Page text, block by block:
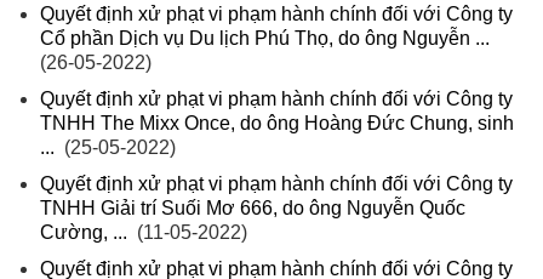
Quyết định xử phạt vi phạm hành chính đối với Công ty
Cổ phần Dịch vụ Du lịch Phú Thọ, do ông Nguyễn ...
(26-05-2022)
Quyết định xử phạt vi phạm hành chính đối với Công ty
TNHH The Mixx Once, do ông Hoàng Đức Chung, sinh
... (25-05-2022)
Quyết định xử phạt vi phạm hành chính đối với Công ty
TNHH Giải trí Suối Mơ 666, do ông Nguyễn Quốc
Cường, ... (11-05-2022)
Quyết định xử phạt vi phạm hành chính đối với Công ty